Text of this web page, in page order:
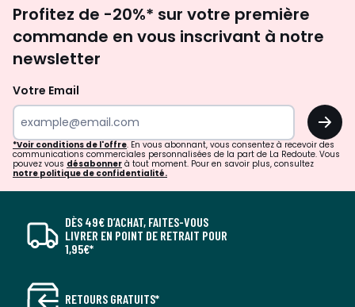
newsletter
Profitez de -20%* sur votre première
commande en vous inscrivant à notre
newsletter
Votre Email
OK
*Voir conditions de l'offre. En vous abonnant, vous consentez à recevoir des
communications commerciales personnalisées de la part de La Redoute. Vous
pouvez vous désabonner à tout moment. Pour en savoir plus, consultez
notre politique de confidentialité.
DÈS 49€ D’ACHAT, FAITES-VOUS
LIVRER EN POINT DE RETRAIT POUR
1,95€*
RETOURS GRATUITS*